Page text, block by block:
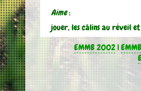
Aime:
jouer, les câlins au réveil
EMMB 2002|